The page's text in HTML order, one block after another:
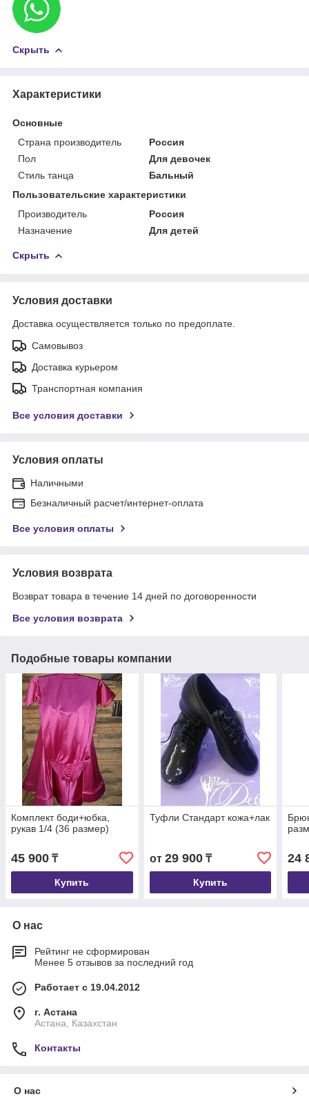
Скрыть
Характеристики
Основные
Страна производитель
Россия
Пол
Для девочек
Стиль танца
Бальный
Пользовательские характеристики
Производитель
Россия
Назначение
Для детей
Скрыть
Условия доставки
Доставка осуществляется только по предоплате.
Самовывоз
Доставка курьером
Транспортная компания
Все условия доставки
Условия оплаты
Наличными
Безналичный расчет/интернет-оплата
Все условия оплаты
Условия возврата
Возврат товара в течение 14 дней по договоренности
Все условия возврата
Подобные товары компании
Комплект боди+юбка,
рукав 1/4 (36 размер)
45 900 ₸
Купить
Туфли Стандарт кожа+лак
от 29 900₸
Купить
24
О нас
Рейтинг не сформирован
Менее 5 отзывов за последний год
Работает с 19.04.2012
г. Астана
Астана, Казахстан
Контакты
О нас